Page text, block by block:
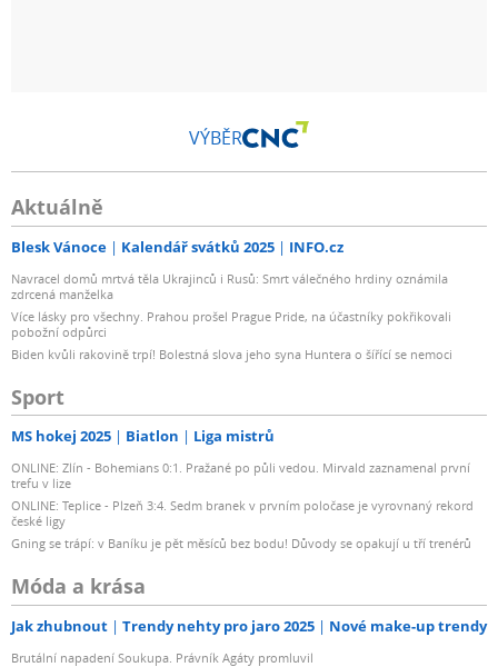
VÝBĚR
Aktuálně
Blesk Vánoce Kalendář svátků 2025 INFO.cz
Navracel domů mrtvá těla Ukrajinců i Rusů: Smrt válečného hrdiny oznámila
zdrcená manželka
Více lásky pro všechny. Prahou prošel Prague Pride, na účastníky pokřikovali
pobožní odpůrci
Biden kvůli rakovině trpí! Bolestná slova jeho syna Huntera o šířící se nemoci
Sport
MS hokej 2025 Biatlon Liga mistrů
ONLINE: Zlín - Bohemians 0:1. Pražané po půli vedou. Mirvald zaznamenal první
trefu v lize
ONLINE: Teplice - Plzeň 3:4. Sedm branek v prvním poločase je vyrovnaný rekord
české ligy
Gning se trápí: v Baníku je pět měsíců bez bodu! Důvody se opakují u tří trenérů
Móda a krása
Jak zhubnout Trendy nehty pro jaro 2025 Nové make-up trendy
Brutální napadení Soukupa. Právník Agáty promluvil